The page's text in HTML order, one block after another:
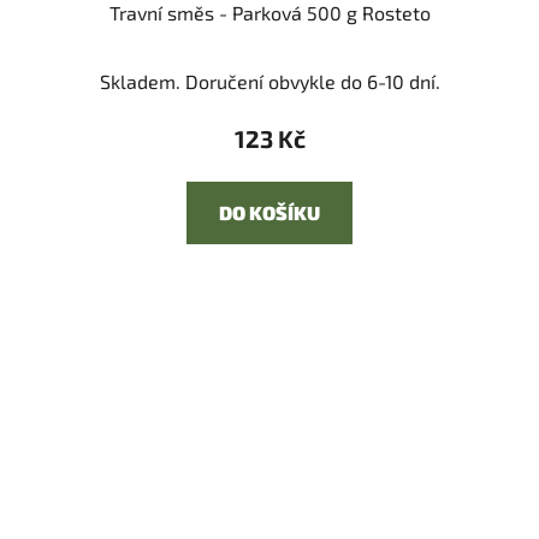
Travní směs - Parková 500 g Rosteto
Skladem. Doručení obvykle do 6-10 dní.
123 Kč
DO KOŠÍKU